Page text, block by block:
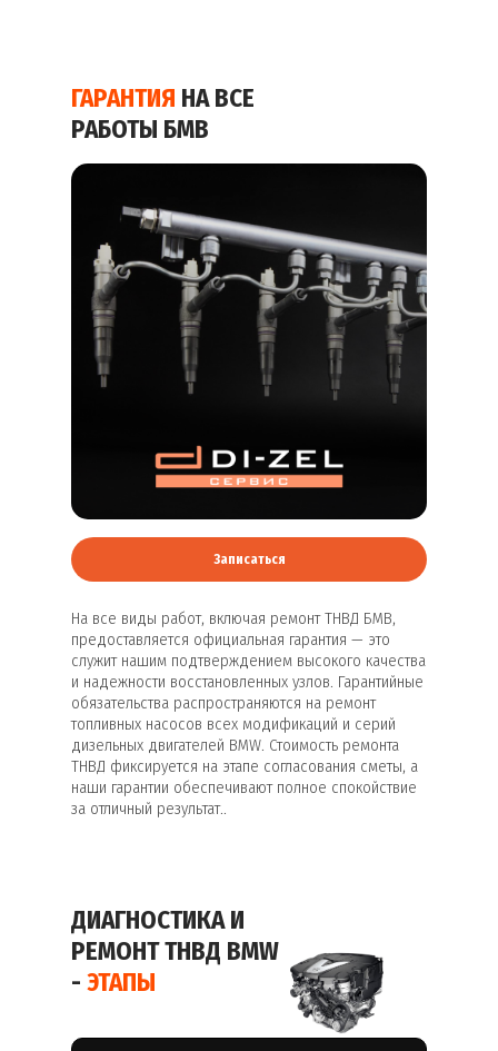
На все виды работ, включая ремонт ТНВД БМВ,
предоставляется официальная гарантия — это
служит нашим подтверждением высокого качества
и надежности восстановленных узлов. Гарантийные
обязательства распространяются на ремонт
топливных насосов всех модификаций и серий
дизельных двигателей BMW. Стоимость ремонта
ТНВД фиксируется на этапе согласования сметы, а
наши гарантии обеспечивают полное спокойствие
за отличный результат..
ГАРАНТИЯ НА ВСЕ
РАБОТЫ БМВ
Записаться
ДИАГНОСТИКА И
РЕМОНТ ТНВД BMW
- ЭТАПЫ